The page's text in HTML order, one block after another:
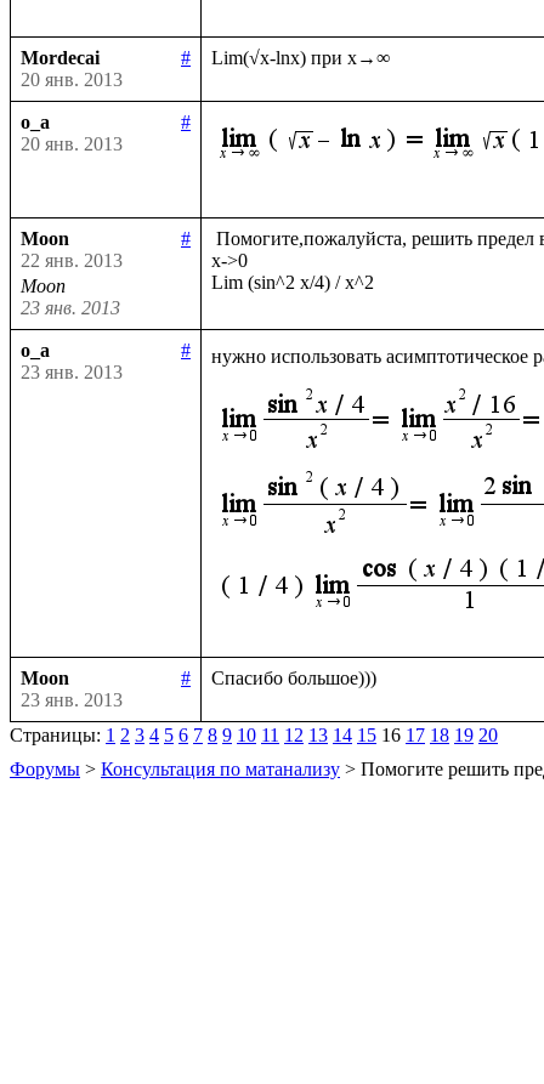
Mordecai
#
20 янв. 2013
o_a
#
20 янв. 2013
Moon
#
22 янв. 2013
Moon
23 янв. 2013
х->0
o_a
#
23 янв. 2013
нужно использовать асимптотическое
Moon
#
23 янв. 2013
Страницы: 1 2 3 4 5 6 7 8 9 10 11 12 13 14 15 16 17 18 19 20
Форумы > Консультация по матанализу > Помогите решить